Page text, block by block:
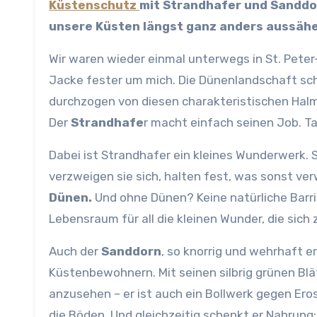
Küstenschutz mit Strandhafer und
unsere Küsten längst ganz anders
Wir waren wieder einmal unterwegs in St.
Jacke fester um mich. Die Dünenlandschaft
durchzogen von diesen charakteristischen
Der Strandhafer macht einfach seinen Job.
Dabei ist Strandhafer ein kleines Wunderwerk.
verzweigen sie sich, halten fest, was sonst
Dünen. Und ohne Dünen? Keine natürliche
Lebensraum für all die kleinen Wunder, die sich
Auch der Sanddorn, so knorrig und wehrhaft
Küstenbewohnern. Mit seinen silbrig grünen
anzusehen – er ist auch ein Bollwerk gegen